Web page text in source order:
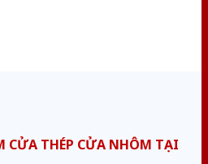
CỬA THÉP CỬA NHÔM TẠI